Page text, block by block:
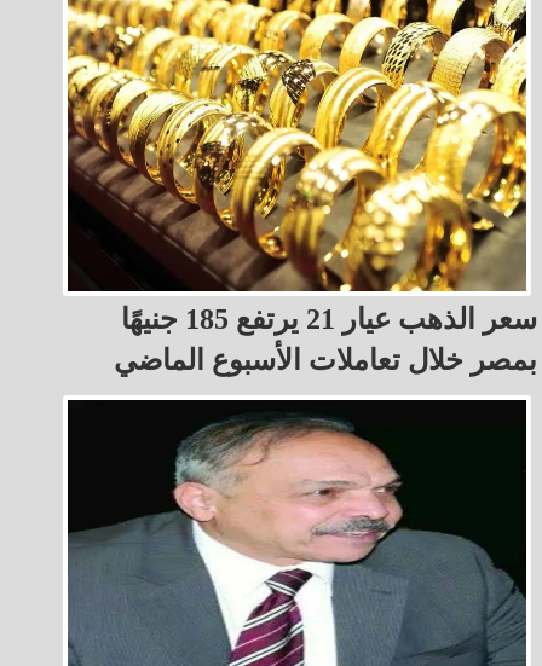
سعر الذهب عيار 21 يرتفع 185 جنيهًا
بمصر خلال تعاملات الأسبوع الماضي